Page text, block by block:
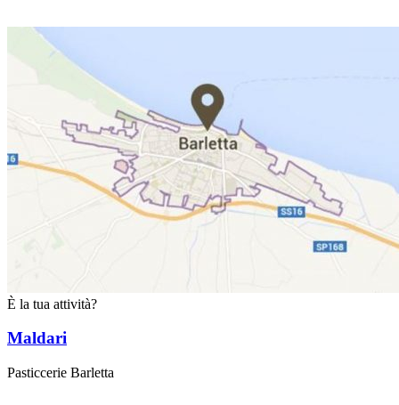
È la tua attività?
Maldari
Pasticcerie Barletta